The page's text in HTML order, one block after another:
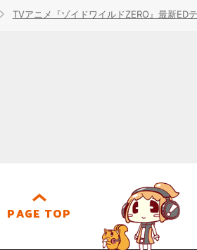
TVアニメ『ゾイドワイルドZERO』最新ED
PAGE TOP